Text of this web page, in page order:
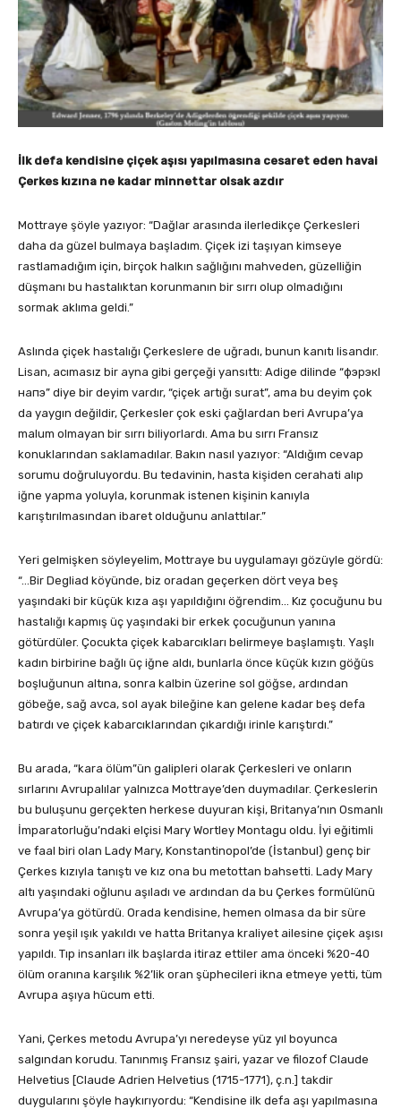
İlk defa kendisine çiçek aşısı yapılmasına cesaret eden havai
Çerkes kızına ne kadar minnettar olsak azdır
Mottraye şöyle yazıyor: “Dağlar arasında ilerledikçe Çerkesleri
daha da güzel bulmaya başladım. Çiçek izi taşıyan kimseye
rastlamadığım için, birçok halkın sağlığını mahveden, güzelliğin
düşmanı bu hastalıktan korunmanın bir sırrı olup olmadığını
sormak aklıma geldi.”
Aslında çiçek hastalığı Çerkeslere de uğradı, bunun kanıtı lisandır.
Lisan, acımasız bir ayna gibi gerçeği yansıttı: Adige dilinde “фэрэкl
напэ” diye bir deyim vardır, “çiçek artığı surat”, ama bu deyim çok
da yaygın değildir, Çerkesler çok eski çağlardan beri Avrupa’ya
malum olmayan bir sırrı biliyorlardı. Ama bu sırrı Fransız
konuklarından saklamadılar. Bakın nasıl yazıyor: “Aldığım cevap
sorumu doğruluyordu. Bu tedavinin, hasta kişiden cerahati alıp
iğne yapma yoluyla, korunmak istenen kişinin kanıyla
karıştırılmasından ibaret olduğunu anlattılar.”
Yeri gelmişken söyleyelim, Mottraye bu uygulamayı gözüyle gördü:
“…Bir Degliad köyünde, biz oradan geçerken dört veya beş
yaşındaki bir küçük kıza aşı yapıldığını öğrendim… Kız çocuğunu bu
hastalığı kapmış üç yaşındaki bir erkek çocuğunun yanına
götürdüler. Çocukta çiçek kabarcıkları belirmeye başlamıştı. Yaşlı
kadın birbirine bağlı üç iğne aldı, bunlarla önce küçük kızın göğüs
boşluğunun altına, sonra kalbin üzerine sol göğse, ardından
göbeğe, sağ avca, sol ayak bileğine kan gelene kadar beş defa
batırdı ve çiçek kabarcıklarından çıkardığı irinle karıştırdı.”
Bu arada, “kara ölüm”ün galipleri olarak Çerkesleri ve onların
sırlarını Avrupalılar yalnızca Mottraye’den duymadılar. Çerkeslerin
bu buluşunu gerçekten herkese duyuran kişi, Britanya’nın Osmanlı
İmparatorluğu’ndaki elçisi Mary Wortley Montagu oldu. İyi eğitimli
ve faal biri olan Lady Mary, Konstantinopol’de (İstanbul) genç bir
Çerkes kızıyla tanıştı ve kız ona bu metottan bahsetti. Lady Mary
altı yaşındaki oğlunu aşıladı ve ardından da bu Çerkes formülünü
Avrupa’ya götürdü. Orada kendisine, hemen olmasa da bir süre
sonra yeşil ışık yakıldı ve hatta Britanya kraliyet ailesine çiçek aşısı
yapıldı. Tıp insanları ilk başlarda itiraz ettiler ama önceki %20-40
ölüm oranına karşılık %2’lik oran şüphecileri ikna etmeye yetti, tüm
Avrupa aşıya hücum etti.
Yani, Çerkes metodu Avrupa’yı neredeyse yüz yıl boyunca
salgından korudu. Tanınmış Fransız şairi, yazar ve filozof Claude
Helvetius [Claude Adrien Helvetius (1715-1771), ç.n.] takdir
duygularını şöyle haykırıyordu: “Kendisine ilk defa aşı yapılmasına